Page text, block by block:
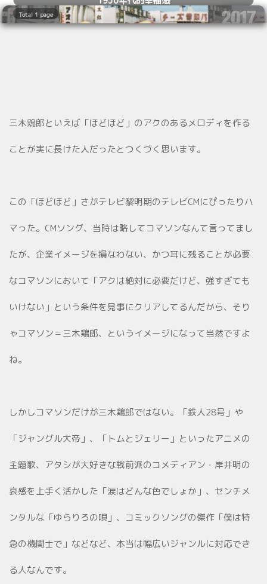
2017
05.03
Total 1 page
三木鶏郎といえば「ほどほど」のアクのあるメロディを作る
ことが実に長けた人だったとつくづく思います。
この「ほどほど」さがテレビ黎明期のテレビCMにぴったりハ
マった。CMソング、当時は略してコマソンなんて言ってまし
たが、企業イメージを損なわない、かつ耳に残ることが必要
なコマソンにおいて「アクは絶対に必要だけど、強すぎても
いけない」という条件を見事にクリアしてるんだから、そり
ゃコマソン＝三木鶏郎、というイメージになって当然ですよ
ね。
しかしコマソンだけが三木鶏郎ではない。「鉄人28号」や
「ジャングル大帝」、「トムとジェリー」といったアニメの
主題歌、アタシが大好きな戦前派のコメディアン・岸井明の
哀感を上手く活かした「涙はどんな色でしょか」、センチメ
ンタルな「ゆらりろの唄」、コミックソングの傑作「僕は特
急の機関士で」などなど、本当は幅広いジャンルに対応でき
る人なんです。